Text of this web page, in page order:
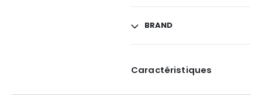
BRAND
Caractéristiques